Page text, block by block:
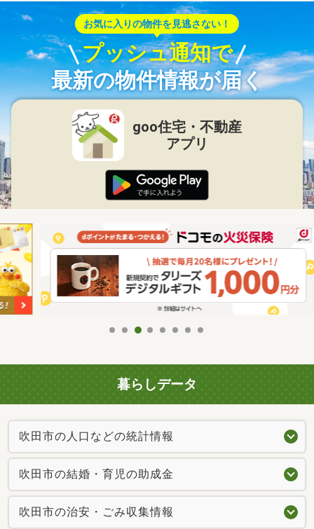
お気に入りの物件を見逃さない！
プッシュ通知で
最新の物件情報が届く
goo住宅・不動産
アプリ
暮らしデータ
吹田市の人口などの統計情報
吹田市の結婚・育児の助成金
吹田市の治安・ごみ収集情報